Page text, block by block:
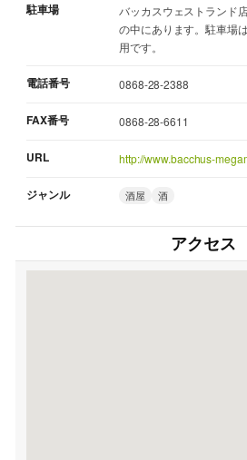
駐車場
バッカスウェストランド
の中にあります。駐車場
用です。
電話番号 0868-28-2388
FAX番号 0868-28-6611
URL http://www.bacchus-
ジャンル 酒屋 酒
アクセス